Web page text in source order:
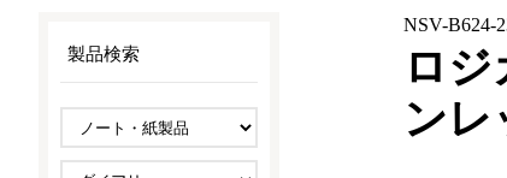
ノ
スマートフォン・
タブレット関連
オーダー手帳・ノベルティ制作
ドキュメントスキャニングサービス
IR情報
サステナビリティ
NSV-B624-
ロ
ンレ
製品検索